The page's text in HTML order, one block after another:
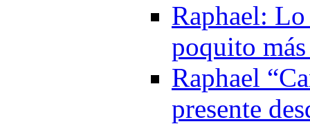
Raphael:
poquito
Raphael
presente